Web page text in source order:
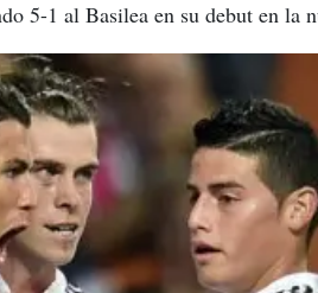
5-1 al Basilea en su debut en la